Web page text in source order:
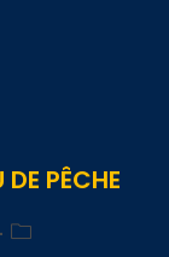
PÊCHE